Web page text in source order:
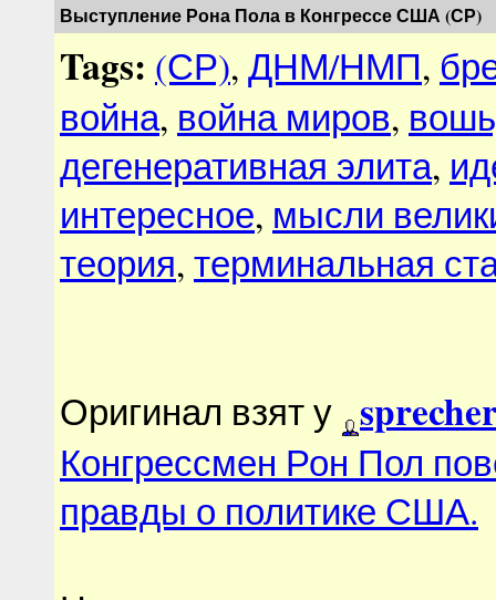
Выступление Рона Пола в Конгрессе США (СР)
Tags: (СР), ДНМ/НМП,
война, война миров,
дегенеративная элита,
интересное, мысли
теория, терминальная
Оригинал взят у
Конгрессмен Рон Пол
правды о политике США.